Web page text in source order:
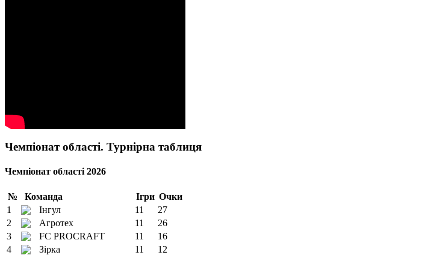
Чемпіонат області. Турнірна таблиця
Чемпіонат області 2026
№ Команда Ігри Очки
1
Інгул 11
27
2
Агротех 11
26
3
FC PROCRAFT 11
16
4
Зірка 11
12